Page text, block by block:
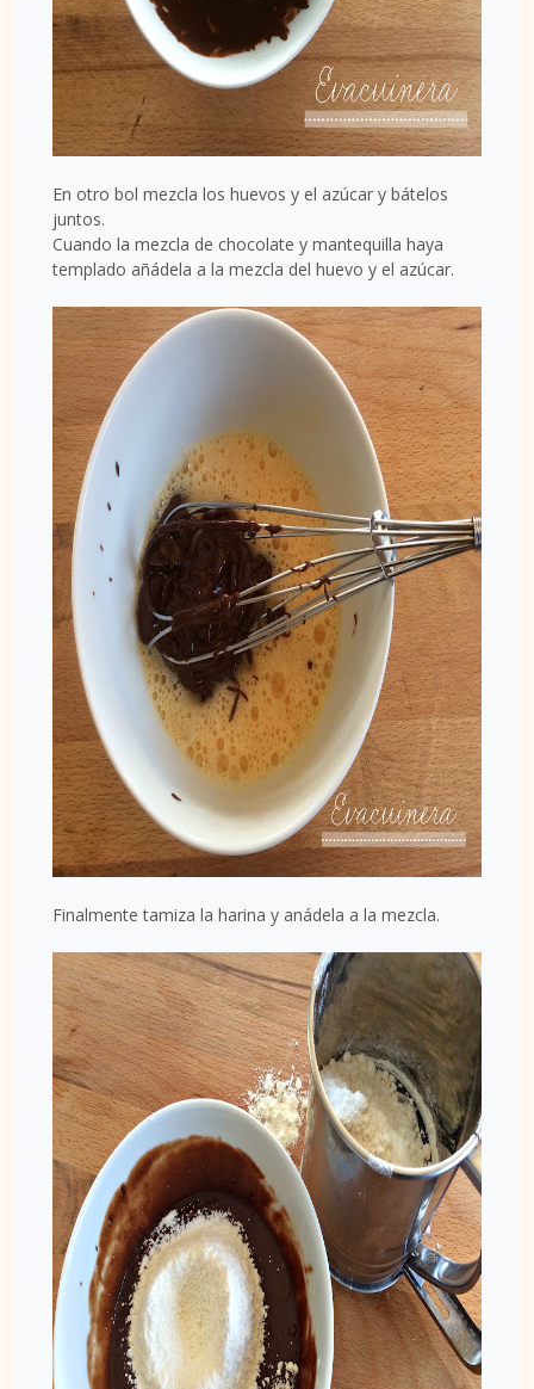
En otro bol mezcla los huevos y el azúcar y bátelos
juntos.
Cuando la mezcla de chocolate y mantequilla haya
templado añádela a la mezcla del huevo y el azúcar.
Finalmente tamiza la harina y anádela a la mezcla.